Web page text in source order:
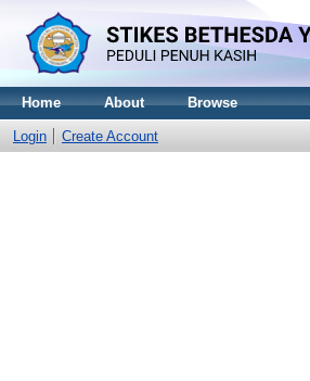
Home About Browse
Login Create Account